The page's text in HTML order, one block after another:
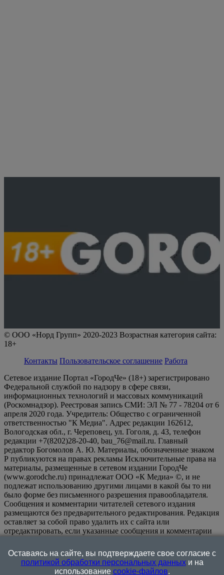
© ООО «Норд Групп» 2020-2023 Возрастная категория сайта:
18+
Контакты Пользовательское соглашение Работа
Сетевое издание Портал «ГородЧе» (18+) зарегистрировано
Федеральной службой по надзору в сфере связи,
информационных технологий и массовых коммуникаций
(Роскомнадзор). Реестровая запись СМИ: ЭЛ № 77 - 78204 от 6
апреля 2020 года. Учредитель: Общество с ограниченной
ответственностью "К Медиа". Адрес редакции 162612,
Вологодская обл., г. Череповец, ул. Гоголя, д. 43, телефон
редакции +7(8202)28-20-40, bau_76@mail.ru. Главный
редактор Богомолов А. Ю. Материалы, обозначенные знаком
Р публикуются на правах рекламы Исключительные права на
материалы, размещенные в сетевом издании ГородЧе
(www.gorodche.ru) принадлежат ООО «К Медиа» ©, и не
подлежат использованию другими лицами в какой бы то ни
было форме без письменного разрешения правообладателя.
Сообщения и комментарии читателей сетевого издания
размещаются без предварительного редактирования. Редакция
оставляет за собой право удалить их с сайта или
отредактировать, если указанные сообщения и комментарии
или нарушением иных требований закона.
информационном ресурсе применяются рекомендательные
технологии (информационные технологии предоставления
Оставаясь на сайте, вы подтверждаете свое согласие с
политикой обработки персональных данныхи на
использование cookie-файлов.